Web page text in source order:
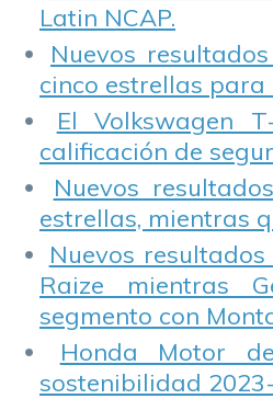
Latin NCAP.
Nuevos
cinco estrellas para
El Volkswagen
calificación de
Nuevos
estrellas, mientras
Nuevos
Raize mientras
segmento con
Honda Motor
sostenibilidad